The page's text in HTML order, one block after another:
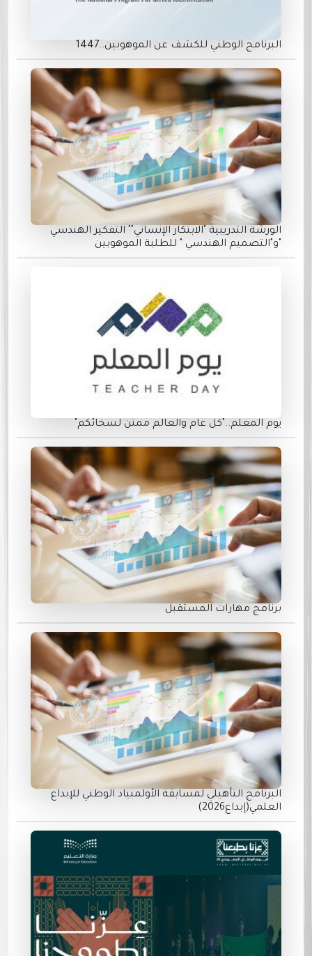
البرنامج الوطني للكشف عن الموهوبين..1447
الورشة التدريبية "الابتكار الإنساني"" التفكير الهندسي
"و"التصميم الهندسي " للطلبة الموهوبين
يوم المعلم.."كل عام والعالم ممتن لسخائكم"
برنامج مهارات المستقبل
البرنامج التأهيلي لمسابقة الأولمبياد الوطني للإبداع
العلمي(إبداع2026)